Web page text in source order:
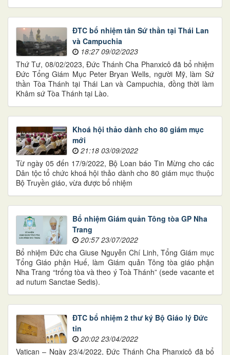
ĐTC bổ nhiệm tân Sứ thần tại Thái Lan
và Campuchia
18:27 09/02/2023
Thứ Tư, 08/02/2023, Đức Thánh Cha Phanxicô đã bổ nhiệm
Đức Tổng Giám Mục Peter Bryan Wells, người Mỹ, làm Sứ
thần Tòa Thánh tại Thái Lan và Campuchia, đồng thời làm
Khâm sứ Tòa Thánh tại Lào.
Khoá hội thảo dành cho 80 giám mục
mới
21:18 03/09/2022
Từ ngày 05 đến 17/9/2022, Bộ Loan báo Tin Mừng cho các
Dân tộc tổ chức khoá hội thảo dành cho 80 giám mục thuộc
Bộ Truyền giáo, vừa được bổ nhiệm
Bổ nhiệm Giám quản Tông tòa GP Nha
Trang
20:57 23/07/2022
Bổ nhiệm Đức cha Giuse Nguyễn Chí Linh, Tổng Giám mục
Tổng Giáo phận Huế, làm Giám quản Tông tòa giáo phận
Nha Trang “trống tòa và theo ý Toà Thánh” (sede vacante et
ad nutum Sanctae Sedis).
ĐTC bổ nhiệm 2 thư ký Bộ Giáo lý Đức
tin
20:02 23/04/2022
Vatican – Ngày 23/4/2022, Đức Thánh Cha Phanxicô đã bổ